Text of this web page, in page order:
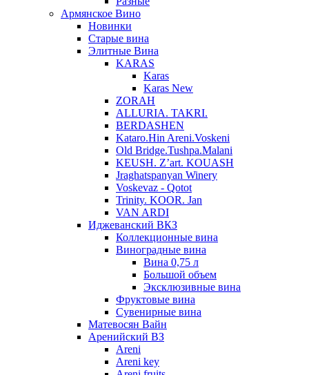
Армянское Вино
Новинки
Старые вина
Элитные Вина
KARAS
Karas
Karas New
ZORAH
ALLURIA. TAKRI.
BERDASHEN
Kataro.Hin Areni.Voskeni
Old Bridge.Tushpa.Malani
KEUSH. Z’art. KOUASH
Jraghatspanyan Winery
Voskevaz - Qotot
Trinity. KOOR. Jan
VAN ARDI
Иджеванский ВКЗ
Коллекционные вина
Виноградные вина
Вина 0,75 л
Большой объем
Эксклюзивные вина
Фруктовые вина
Cувенирные вина
Матевосян Вайн
Аренийский ВЗ
Areni
Areni key